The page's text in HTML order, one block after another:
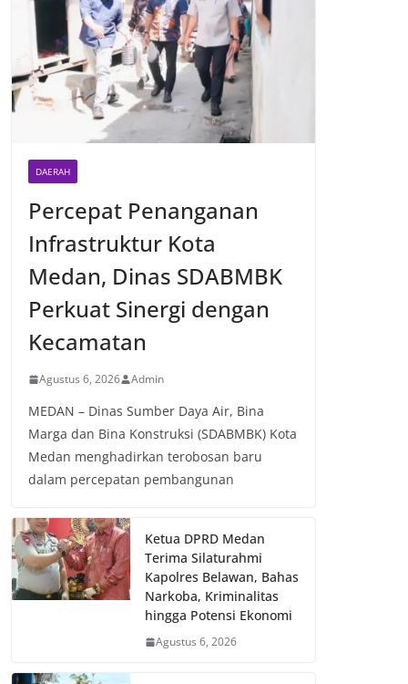
DAERAH
Percepat Penanganan
Infrastruktur Kota
Medan, Dinas SDABMBK
Perkuat Sinergi dengan
Kecamatan
Agustus 6, 2026 Admin
MEDAN – Dinas Sumber Daya Air, Bina
Marga dan Bina Konstruksi (SDABMBK) Kota
Medan menghadirkan terobosan baru
dalam percepatan pembangunan
Ketua DPRD Medan
Terima Silaturahmi
Kapolres Belawan, Bahas
Narkoba, Kriminalitas
hingga Potensi Ekonomi
Agustus 6, 2026